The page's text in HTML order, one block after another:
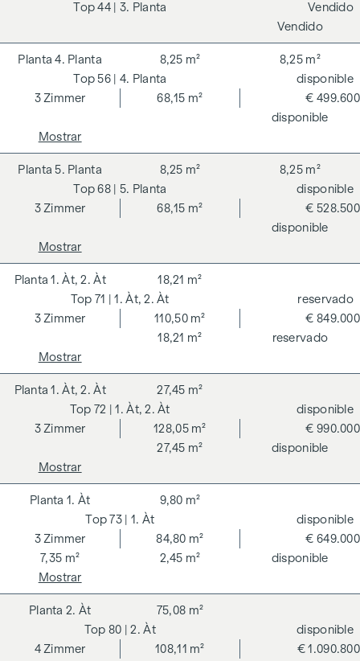
44 | 3. Planta
Vendido
Vendido
56 | 4. Planta
4. Planta
3Zimmer 68,15 m²
8,25 m² 8,25 m²
€ 499.600
disponible
disponible
Mostrar
68 | 5. Planta
5. Planta
3Zimmer 68,15 m²
8,25 m² 8,25 m²
€ 528.500
disponible
disponible
Mostrar
71 | 1. Àt, 2. Àt
1. Àt, 2. Àt
3Zimmer 110,50 m²
18,21 m²
18,21 m²
€ 849.000
reservado
reservado
Mostrar
72 | 1. Àt, 2. Àt
1. Àt, 2. Àt
3Zimmer 128,05 m²
27,45 m²
27,45 m²
€ 990.000
disponible
disponible
Mostrar
73 | 1. Àt
1. Àt
3Zimmer 84,80 m²
9,80 m²
7,35 m² 2,45 m²
€ 649.000
disponible
disponible
Mostrar
80 | 2. Àt
2. Àt
4Zimmer 108,11 m²
75,08 m²
€ 1.090.800
disponible